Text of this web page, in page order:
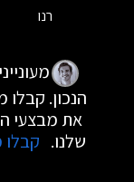
רנו
הנכון. קבלו
את מבצעי
שלנו. קבלו